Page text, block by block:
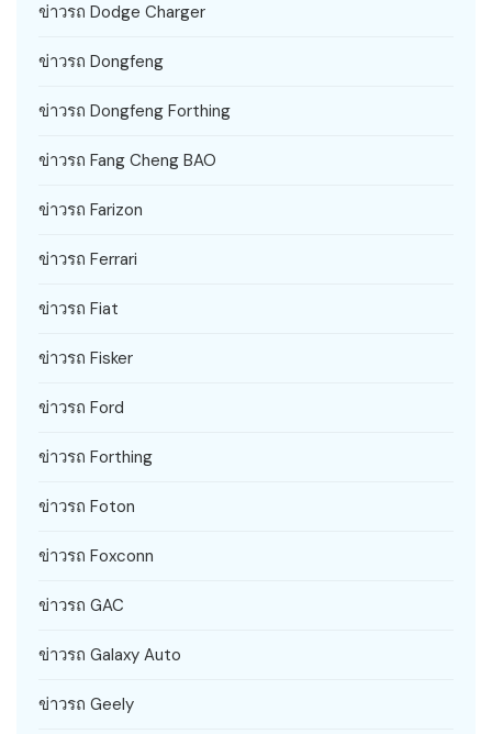
ข่าวรถ Dodge Charger
ข่าวรถ Dongfeng
ข่าวรถ Dongfeng Forthing
ข่าวรถ Fang Cheng BAO
ข่าวรถ Farizon
ข่าวรถ Ferrari
ข่าวรถ Fiat
ข่าวรถ Fisker
ข่าวรถ Ford
ข่าวรถ Forthing
ข่าวรถ Foton
ข่าวรถ Foxconn
ข่าวรถ GAC
ข่าวรถ Galaxy Auto
ข่าวรถ Geely